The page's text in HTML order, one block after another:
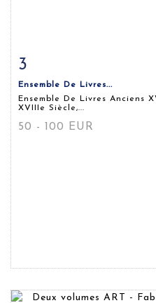
Fiche détaillée
3
Ensemble De Livres...
Ensemble De Livres Anciens
XVIIIe Siècle,...
50 - 100 EUR